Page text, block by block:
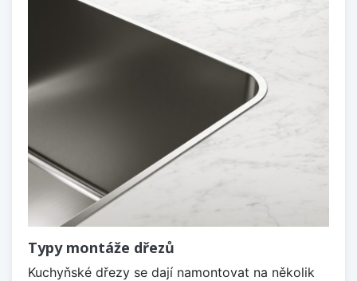
Typy montáže dřezů
Kuchyňské dřezy se dají namontovat na několik